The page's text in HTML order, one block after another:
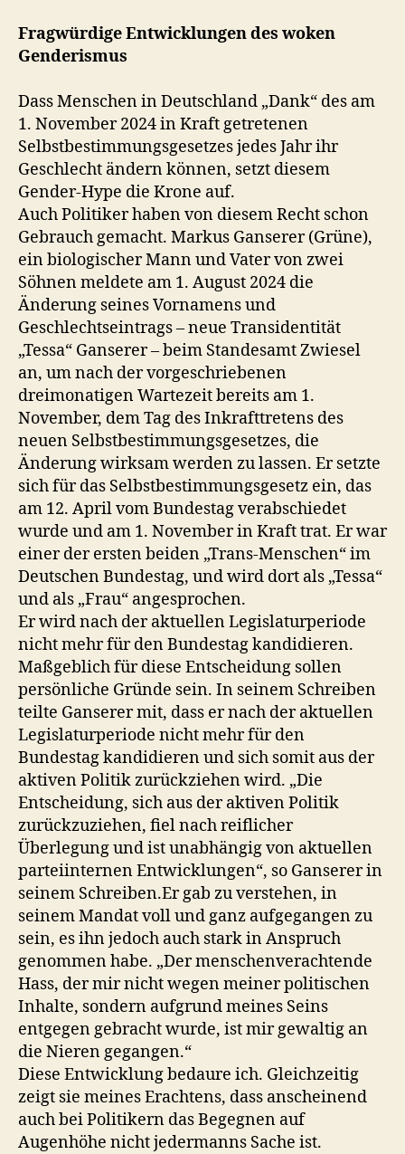
Fragwürdige Entwicklungen des woken
Genderismus
Dass Menschen in Deutschland „Dank“ des am
1. November 2024 in Kraft getretenen
Selbstbestimmungsgesetzes jedes Jahr ihr
Geschlecht ändern können, setzt diesem
Gender-Hype die Krone auf.
Auch Politiker haben von diesem Recht schon
Gebrauch gemacht. Markus Ganserer (Grüne),
ein biologischer Mann und Vater von zwei
Söhnen meldete am 1. August 2024 die
Änderung seines Vornamens und
Geschlechtseintrags – neue Transidentität
„Tessa“ Ganserer – beim Standesamt Zwiesel
an, um nach der vorgeschriebenen
dreimonatigen Wartezeit bereits am 1.
November, dem Tag des Inkrafttretens des
neuen Selbstbestimmungsgesetzes, die
Änderung wirksam werden zu lassen. Er setzte
sich für das Selbstbestimmungsgesetz ein, das
am 12. April vom Bundestag verabschiedet
wurde und am 1. November in Kraft trat. Er war
einer der ersten beiden „Trans-Menschen“ im
Deutschen Bundestag, und wird dort als „Tessa“
und als „Frau“ angesprochen.
Er wird nach der aktuellen Legislaturperiode
nicht mehr für den Bundestag kandidieren.
Maßgeblich für diese Entscheidung sollen
persönliche Gründe sein. In seinem Schreiben
teilte Ganserer mit, dass er nach der aktuellen
Legislaturperiode nicht mehr für den
Bundestag kandidieren und sich somit aus der
aktiven Politik zurückziehen wird. „Die
Entscheidung, sich aus der aktiven Politik
zurückzuziehen, fiel nach reiflicher
Überlegung und ist unabhängig von aktuellen
parteiinternen Entwicklungen“, so Ganserer in
seinem Schreiben.Er gab zu verstehen, in
seinem Mandat voll und ganz aufgegangen zu
sein, es ihn jedoch auch stark in Anspruch
genommen habe. „Der menschenverachtende
Hass, der mir nicht wegen meiner politischen
Inhalte, sondern aufgrund meines Seins
entgegen gebracht wurde, ist mir gewaltig an
die Nieren gegangen.“
Diese Entwicklung bedaure ich. Gleichzeitig
zeigt sie meines Erachtens, dass anscheinend
auch bei Politikern das Begegnen auf
Augenhöhe nicht jedermanns Sache ist.